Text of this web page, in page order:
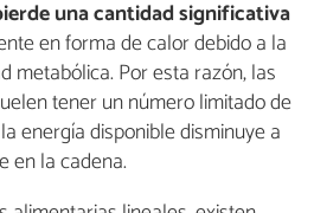
una cantidad significativa
en forma de calor debido a la
metabólica. Por esta razón, las
tener un número limitado de
energía disponible disminuye a
en la cadena.